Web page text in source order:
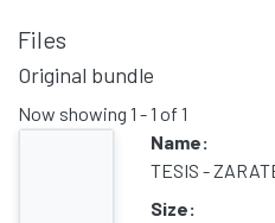
Files
Original bundle
Now showing 1 - 1 of 1
Name:
TESIS -
Size: